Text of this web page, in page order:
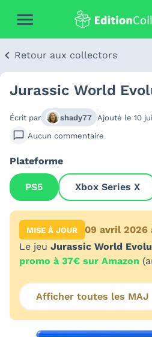
Retour aux collectors
Jurassic World
Écrit par shady77 Ajouté le 10
Aucun commentaire
Plateforme
PS5 Xbox Series X
MISE À JOUR
09 avril 2026
Le jeu Jurassic World
promo à 37€ sur Amazon
Afficher toutes les MAJ